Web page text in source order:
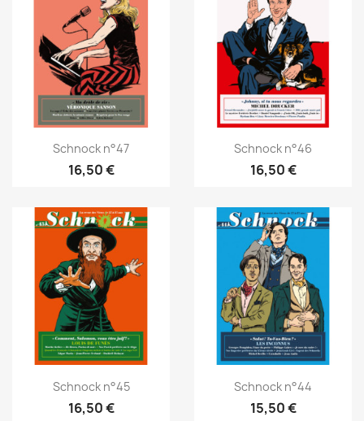
Schnock n°47
16,50 €
Schnock n°46
16,50 €
Schnock n°45
16,50 €
Schnock n°44
15,50 €